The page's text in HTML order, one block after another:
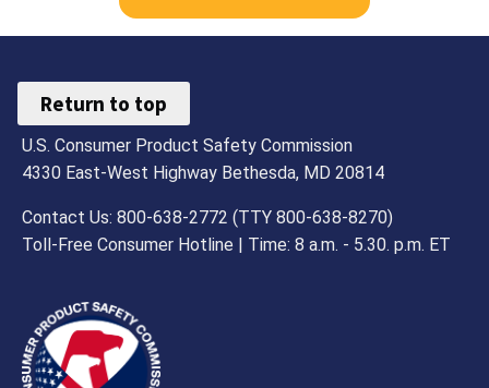
Return to top
U.S. Consumer Product Safety Commission
4330 East-West Highway Bethesda, MD 20814
Contact Us: 800-638-2772 (TTY 800-638-8270)
Toll-Free Consumer Hotline | Time: 8 a.m. - 5.30. p.m. ET